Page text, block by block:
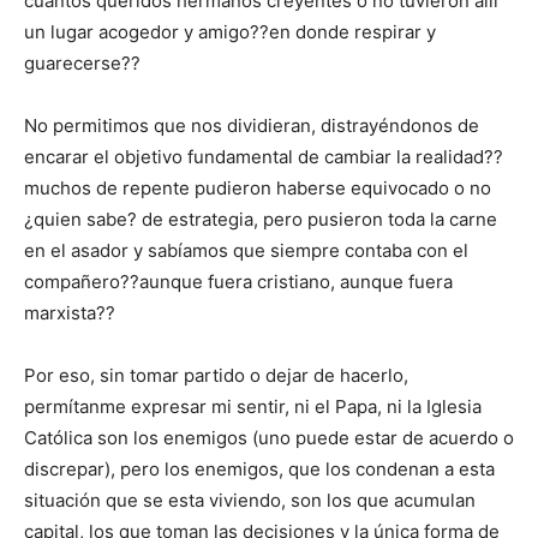
un lugar acogedor y amigo??en donde respirar y
guarecerse??
No permitimos que nos dividieran, distrayéndonos de
encarar el objetivo fundamental de cambiar la realidad??
muchos de repente pudieron haberse equivocado o no
¿quien sabe? de estrategia, pero pusieron toda la carne
en el asador y sabíamos que siempre contaba con el
compañero??aunque fuera cristiano, aunque fuera
marxista??
Por eso, sin tomar partido o dejar de hacerlo,
permítanme expresar mi sentir, ni el Papa, ni la Iglesia
Católica son los enemigos (uno puede estar de acuerdo o
discrepar), pero los enemigos, que los condenan a esta
situación que se esta viviendo, son los que acumulan
capital, los que toman las decisiones y la única forma de